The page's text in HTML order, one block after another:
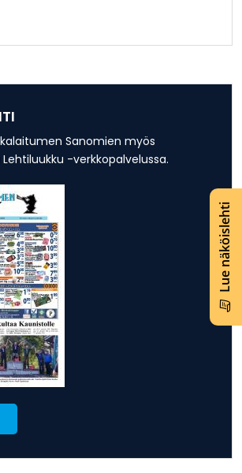
Lue näköislehti
Sanomien myös
-verkkopalvelussa.